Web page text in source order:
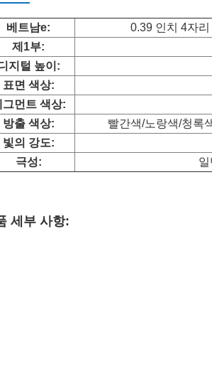
베트남e:
0.39 인치 4자
제1부:
지털 높이:
표면 색상:
그먼트 색상:
방출 색상:
빨간색/노랑색/청록
빛의 강도:
극성:
세부 사항: